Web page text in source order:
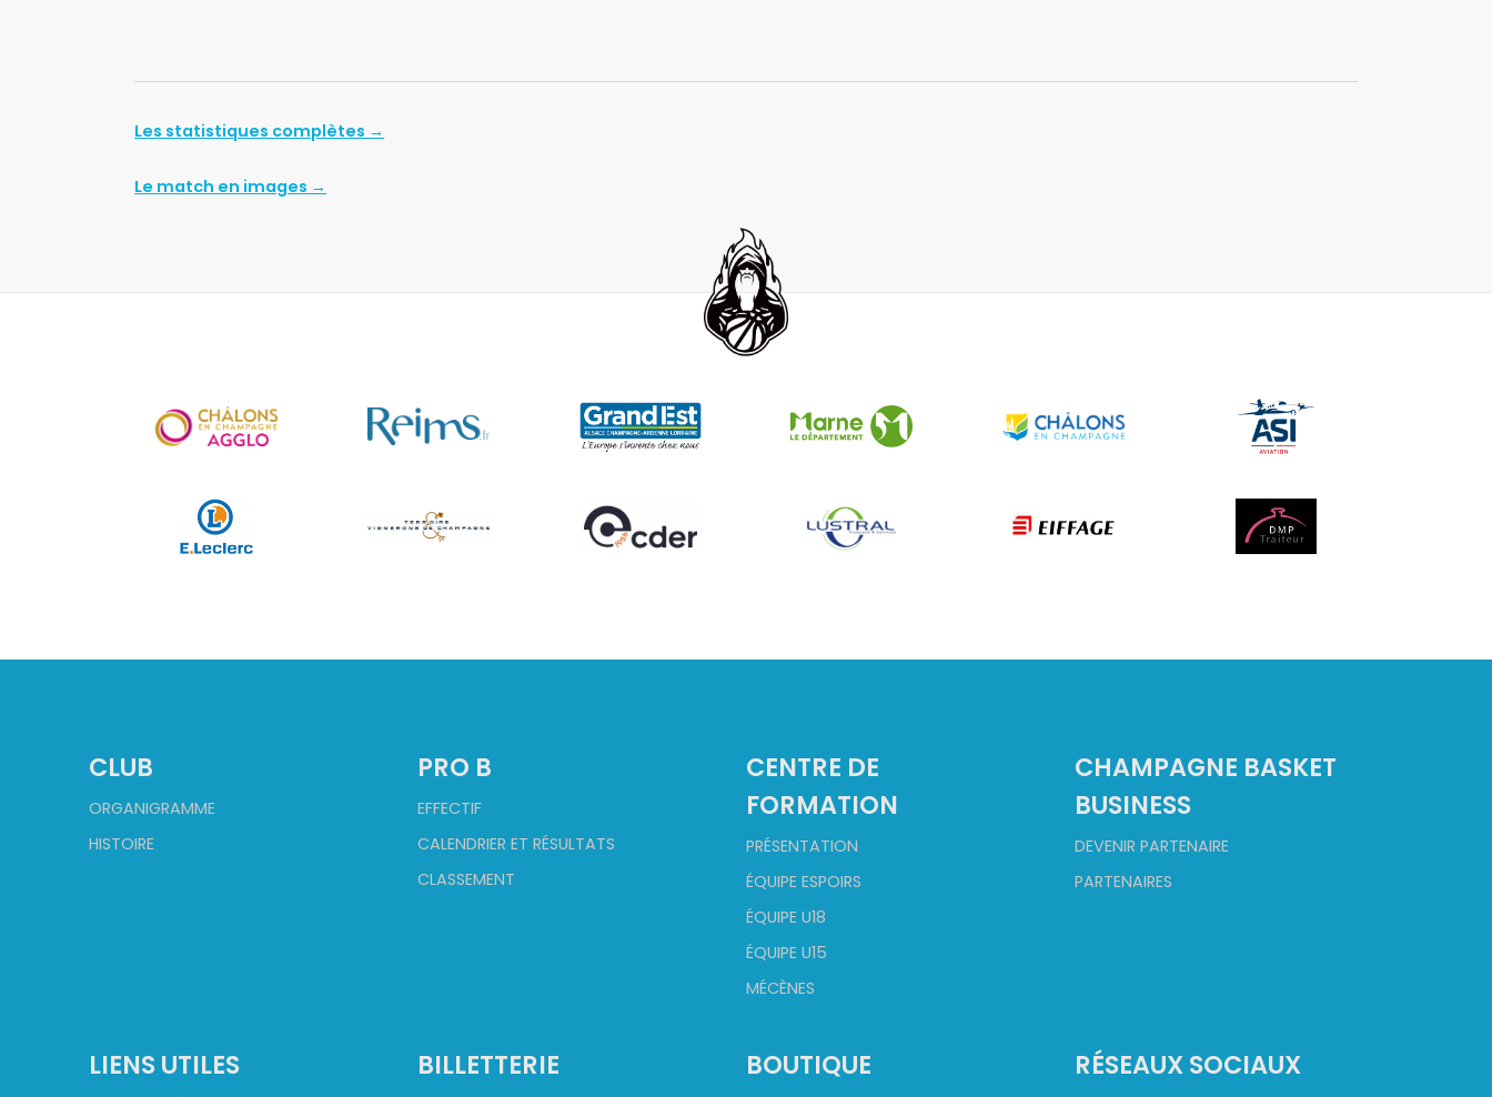
Les statistiques complètes →
Le match en images →
CLUB
ORGANIGRAMME
HISTOIRE
PRO B
EFFECTIF
CALENDRIER ET RÉSULTATS
CLASSEMENT
CENTRE DE
FORMATION
PRÉSENTATION
ÉQUIPE ESPOIRS
ÉQUIPE U18
ÉQUIPE U15
MÉCÈNES
CHAMPAGNE BASKET
BUSINESS
DEVENIR PARTENAIRE
PARTENAIRES
LIENS UTILES BILLETTERIE BOUTIQUE RÉSEAUX SOCIAUX